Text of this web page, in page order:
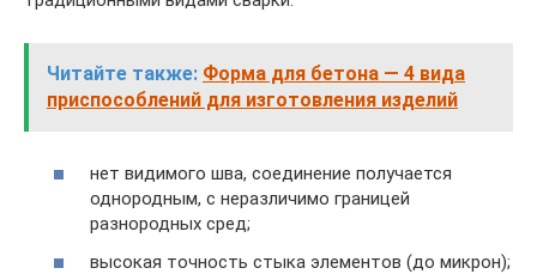
Читайте также: Форма для бетона — 4 вида
приспособлений для изготовления изделий
нет видимого шва, соединение получается
однородным, с неразличимо границей
разнородных сред;
высокая точность стыка элементов (до микрон);